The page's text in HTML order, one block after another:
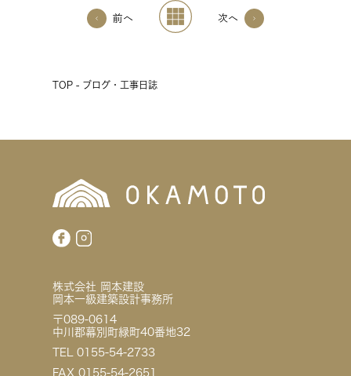
前へ 次へ
TOP - ブログ・工事日誌
株式会社 岡本建設
岡本一級建築設計事務所
〒089-0614
中川郡幕別町緑町40番地32
TEL 0155-54-2733
FAX 0155-54-2651